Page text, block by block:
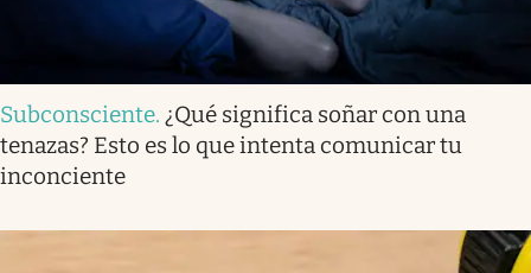
Subconsciente. ¿Qué significa soñar con una
tenazas? Esto es lo que intenta comunicar tu
inconciente